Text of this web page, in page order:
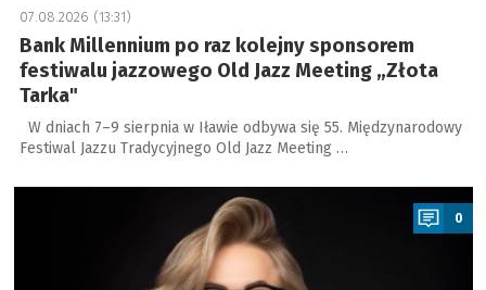
07.08.2026 (13:31)
Bank Millennium po raz kolejny sponsorem
festiwalu jazzowego Old Jazz Meeting „Złota
Tarka"
W dniach 7–9 sierpnia w Iławie odbywa się 55. Międzynarodowy
Festiwal Jazzu Tradycyjnego Old Jazz Meeting …
a
0